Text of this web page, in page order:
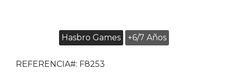
Hasbro Games +6/7 Años
REFERENCIA#: F8253